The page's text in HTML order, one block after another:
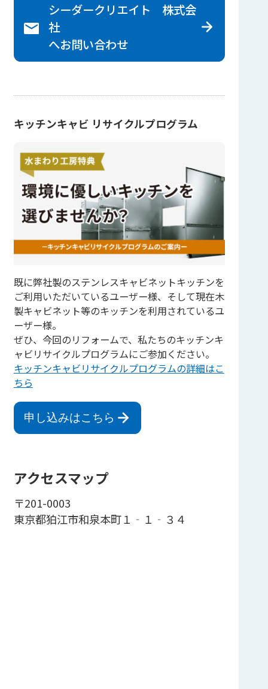
シーダークリエイト 株式会
社
へお問い合わせ
キッチンキャビ リサイクルプログラム
既に弊社製のステンレスキャビネットキッチンを
ご利用いただいているユーザー様、そして現在木
製キャビネット等のキッチンを利用されているユ
ーザー様。
ぜひ、今回のリフォームで、私たちのキッチンキ
ャビリサイクルプログラムにご参加ください。
キッチンキャビリサイクルプログラムの詳細はこ
ちら
申し込みはこちら
アクセスマップ
〒201-0003
東京都狛江市和泉本町１‐１‐３４